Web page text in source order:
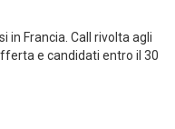
in Francia. Call rivolta agli
e candidati entro il 30